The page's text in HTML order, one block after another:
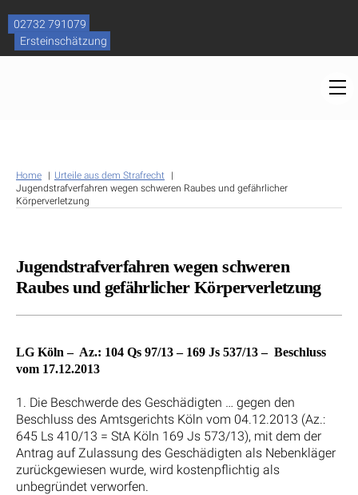
content
02732 791079
Ersteinschätzung
Home
Urteile aus dem Strafrecht
Jugendstrafverfahren wegen schweren Raubes und gefährlicher
Körperverletzung
Jugendstrafverfahren wegen schweren
Raubes und gefährlicher Körperverletzung
LG Köln – Az.: 104 Qs 97/13 – 169 Js 537/13 – Beschluss
vom 17.12.2013
1. Die Beschwerde des Geschädigten … gegen den
Beschluss des Amtsgerichts Köln vom 04.12.2013 (Az.:
645 Ls 410/13 = StA Köln 169 Js 573/13), mit dem der
Antrag auf Zulassung des Geschädigten als Nebenkläger
zurückgewiesen wurde, wird kostenpflichtig als
unbegründet verworfen.